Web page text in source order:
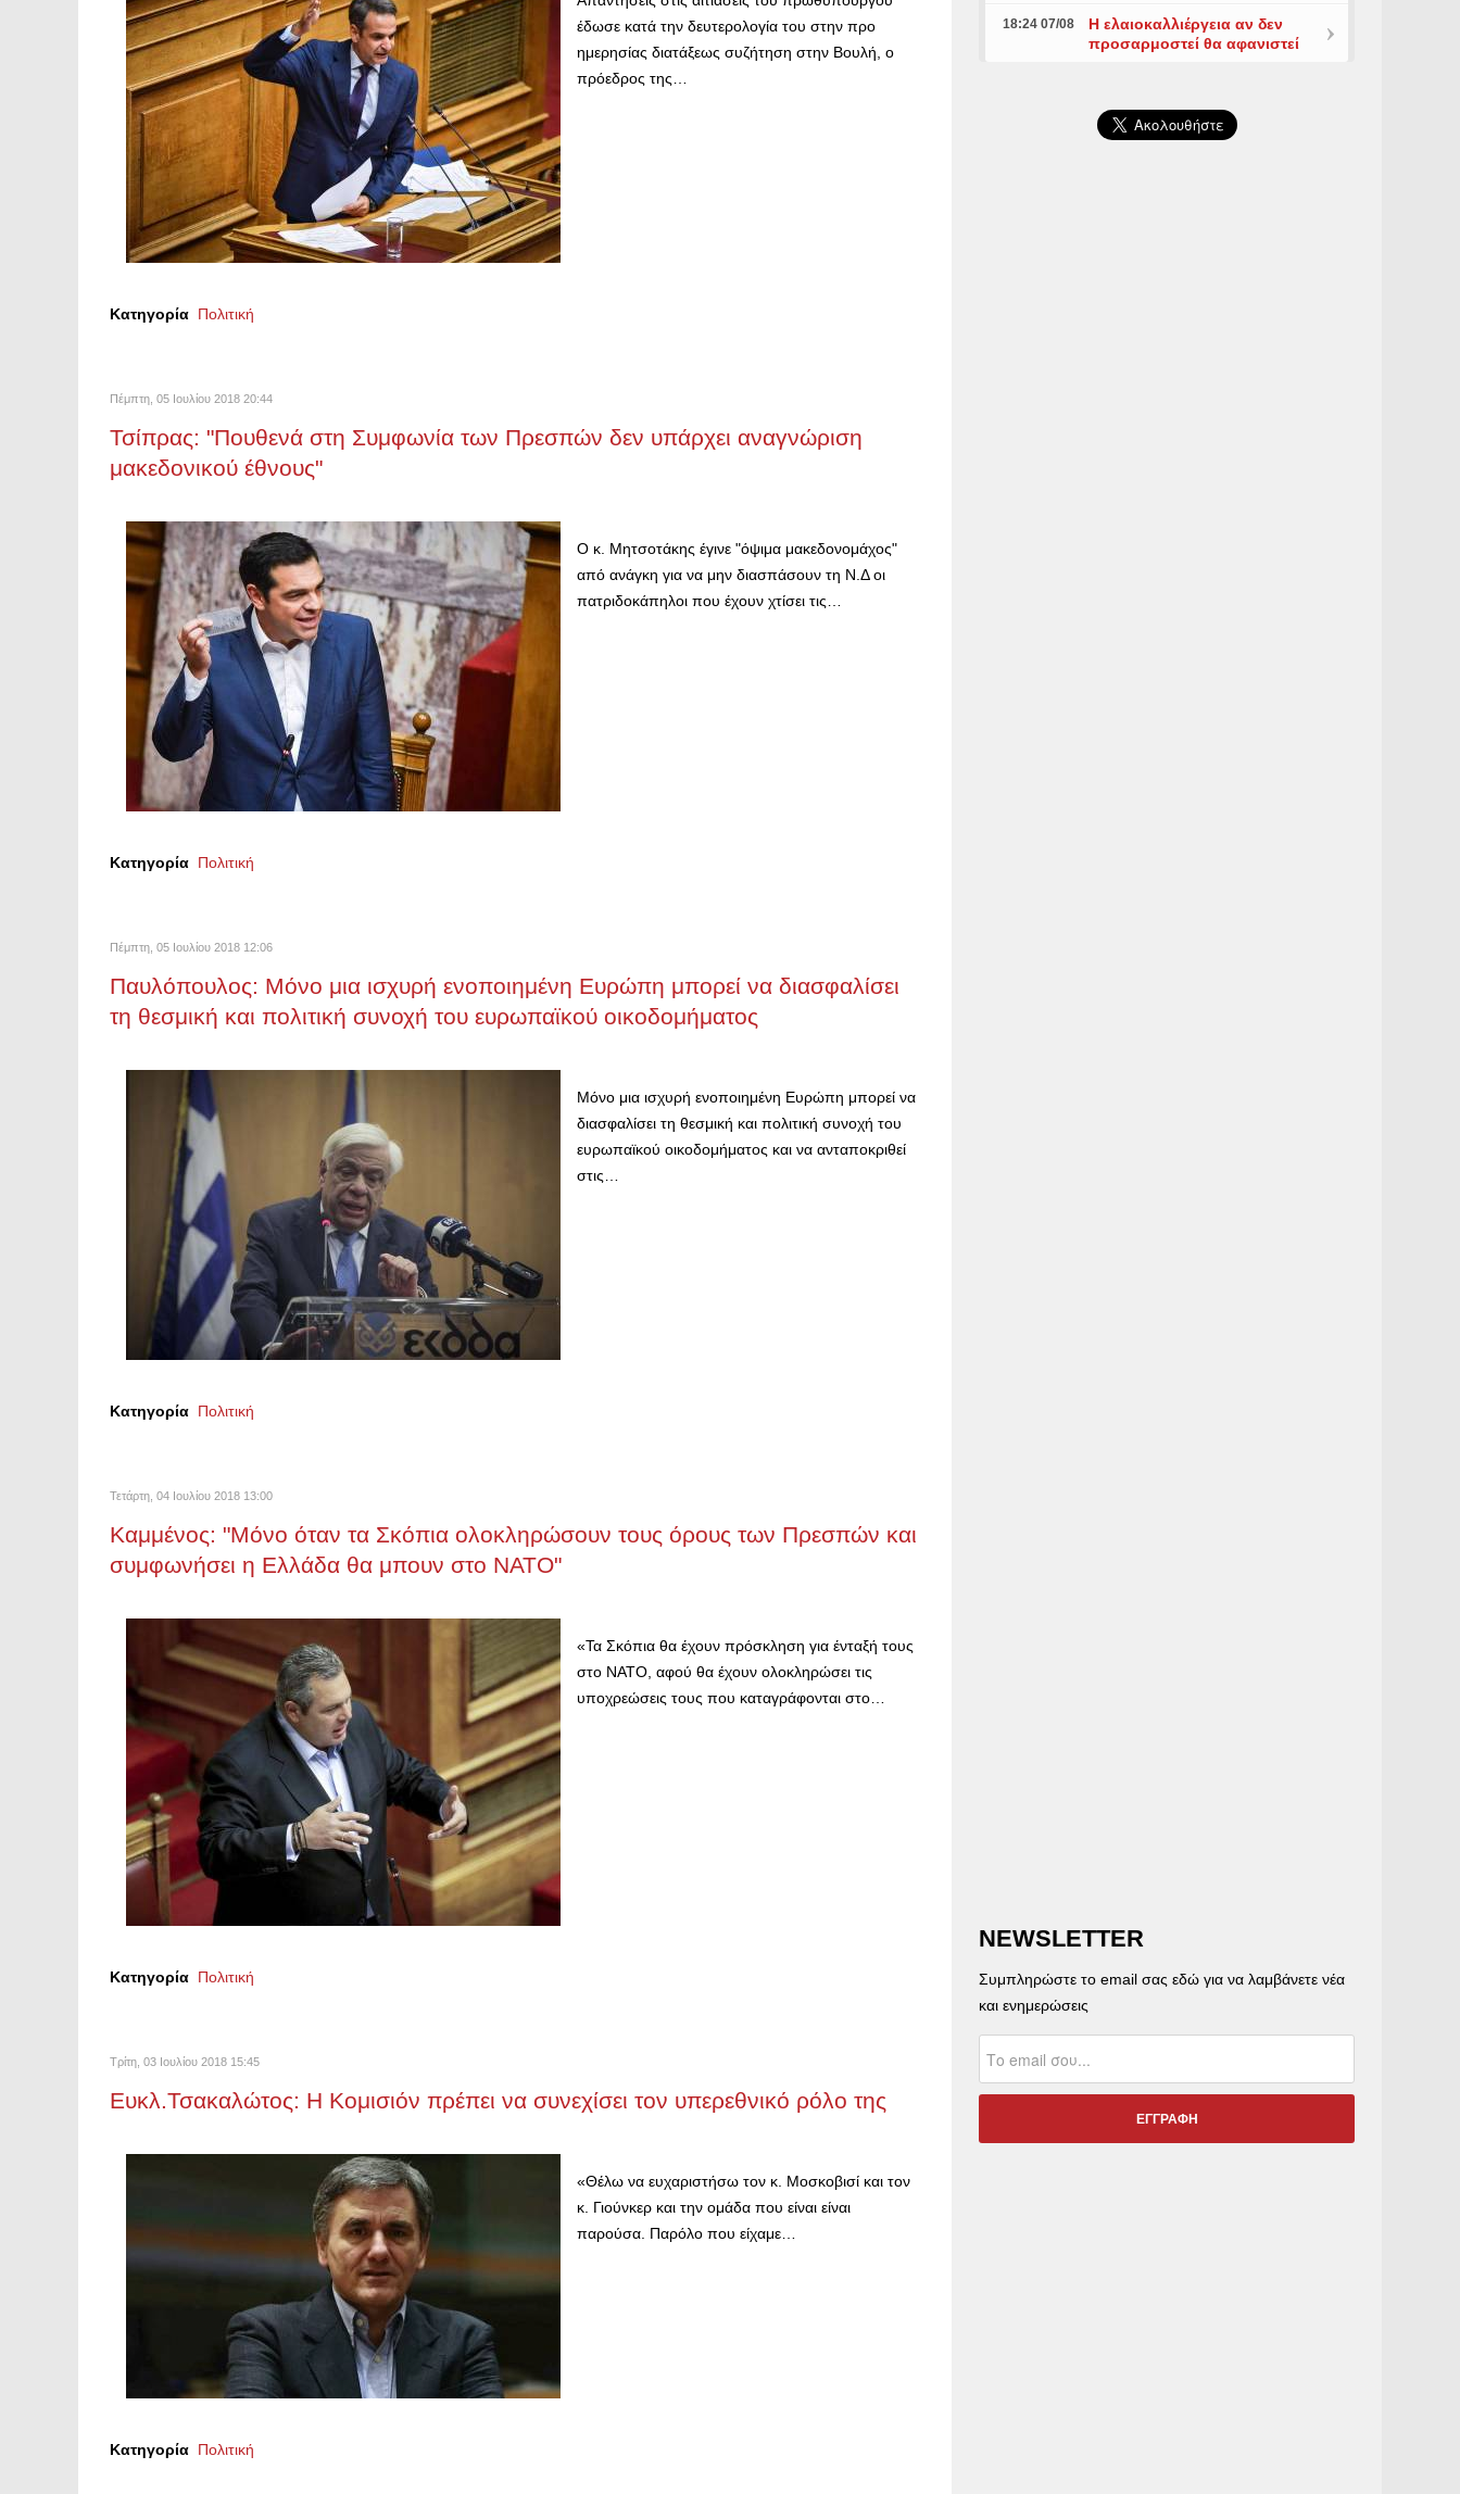
έδωσε κατά την δευτερολογία του στην προ
ημερησίας διατάξεως συζήτηση στην Βουλή, ο
πρόεδρος της…
Κατηγορία Πολιτική
Πέμπτη, 05 Ιουλίου 2018 20:44
Τσίπρας: "Πουθενά στη Συμφωνία των Πρεσπών δεν υπάρχει αναγνώριση
μακεδονικού έθνους"
Ο κ. Μητσοτάκης έγινε "όψιμα μακεδονομάχος"
από ανάγκη για να μην διασπάσουν τη Ν.Δ οι
πατριδοκάπηλοι που έχουν χτίσει τις…
Κατηγορία Πολιτική
Πέμπτη, 05 Ιουλίου 2018 12:06
Παυλόπουλος: Μόνο μια ισχυρή ενοποιημένη Ευρώπη μπορεί να διασφαλίσει
τη θεσμική και πολιτική συνοχή του ευρωπαϊκού οικοδομήματος
Μόνο μια ισχυρή ενοποιημένη Ευρώπη μπορεί να
διασφαλίσει τη θεσμική και πολιτική συνοχή του
ευρωπαϊκού οικοδομήματος και να ανταποκριθεί
στις…
Κατηγορία Πολιτική
Τετάρτη, 04 Ιουλίου 2018 13:00
Καμμένος: "Μόνο όταν τα Σκόπια ολοκληρώσουν τους όρους των Πρεσπών και
συμφωνήσει η Ελλάδα θα μπουν στο ΝΑΤΟ"
«Τα Σκόπια θα έχουν πρόσκληση για ένταξή τους
στο ΝΑΤΟ, αφού θα έχουν ολοκληρώσει τις
υποχρεώσεις τους που καταγράφονται στο…
Κατηγορία Πολιτική
Τρίτη, 03 Ιουλίου 2018 15:45
Ευκλ.Τσακαλώτος: Η Κομισιόν πρέπει να συνεχίσει τον υπερεθνικό ρόλο της
«Θέλω να ευχαριστήσω τον κ. Μοσκοβισί και τον
κ. Γιούνκερ και την ομάδα που είναι είναι
παρούσα. Παρόλο που είχαμε…
Κατηγορία Πολιτική
18:24 07/08
Η ελαιοκαλλιέργεια αν δεν
προσαρμοστεί θα αφανιστεί
NEWSLETTER
Συμπληρώστε το email σας εδώ για να λαμβάνετε νέα
και ενημερώσεις